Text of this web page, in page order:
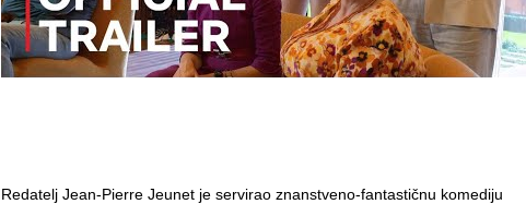
Redatelj Jean-Pierre Jeunet je servirao znanstveno-fantastičnu komediju